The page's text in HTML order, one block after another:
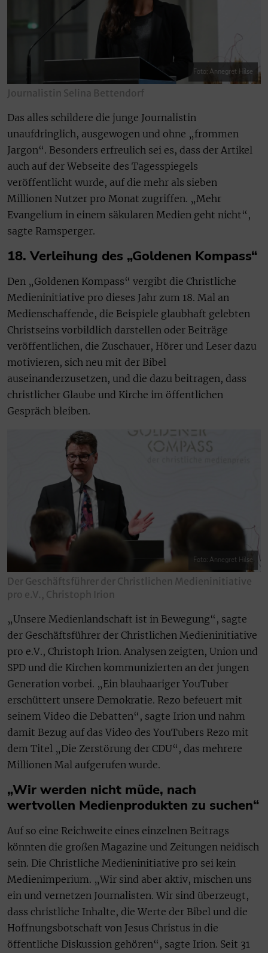
Foto: Annegret Hilse
Journalistin Selina Bettendorf
Das alles schildere die junge Journalistin
unaufdringlich, ausgewogen und ohne „frommen
Jargon“. Besonders erfreulich sei es, dass der Artikel
auch auf der Webseite des Tagesspiegels
veröffentlicht wurde, auf die mehr als sieben
Millionen Nutzer pro Monat zugriffen. „Mehr
Evangelium in einem säkularen Medien geht nicht“,
sagte Ramsperger.
18. Verleihung des „Goldenen Kompass“
Den „Goldenen Kompass“ vergibt die Christliche
Medieninitiative pro dieses Jahr zum 18. Mal an
Medienschaffende, die Beispiele glaubhaft gelebten
Christseins vorbildlich darstellen oder Beiträge
veröffentlichen, die Zuschauer, Hörer und Leser dazu
motivieren, sich neu mit der Bibel
auseinanderzusetzen, und die dazu beitragen, dass
christlicher Glaube und Kirche im öffentlichen
Gespräch bleiben.
Foto: Annegret Hilse
Der Geschäftsführer der Christlichen Medieninitiative
pro e.V., Christoph Irion
„Unsere Medienlandschaft ist in Bewegung“, sagte
der Geschäftsführer der Christlichen Medieninitiative
pro e.V., Christoph Irion. Analysen zeigten, Union und
SPD und die Kirchen kommunizierten an der jungen
Generation vorbei. „Ein blauhaariger YouTuber
erschüttert unsere Demokratie. Rezo befeuert mit
seinem Video die Debatten“, sagte Irion und nahm
damit Bezug auf das Video des YouTubers Rezo mit
dem Titel „Die Zerstörung der CDU“, das mehrere
Millionen Mal aufgerufen wurde.
„Wir werden nicht müde, nach
wertvollen Medienprodukten zu suchen“
Auf so eine Reichweite eines einzelnen Beitrags
könnten die großen Magazine und Zeitungen neidisch
sein. Die Christliche Medieninitiative pro sei kein
Medienimperium. „Wir sind aber aktiv, mischen uns
ein und vernetzen Journalisten. Wir sind überzeugt,
dass christliche Inhalte, die Werte der Bibel und die
Hoffnungsbotschaft von Jesus Christus in die
öffentliche Diskussion gehören“, sagte Irion. Seit 31